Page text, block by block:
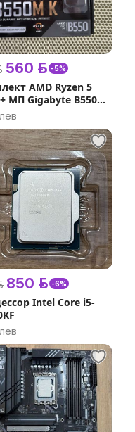
560 р. -5%
AMD Ryzen 5
МП Gigabyte B550M
850 р. -6%
Intel Core i5-